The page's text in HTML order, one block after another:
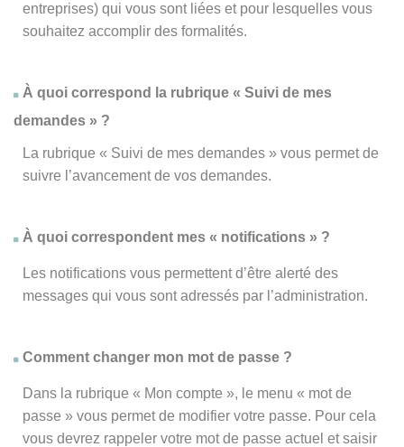
entreprises) qui vous sont liées et pour lesquelles vous
souhaitez accomplir des formalités.
À quoi correspond la rubrique « Suivi de mes
demandes » ?
La rubrique « Suivi de mes demandes » vous permet de
suivre l’avancement de vos demandes.
À quoi correspondent mes « notifications » ?
Les notifications vous permettent d’être alerté des
messages qui vous sont adressés par l’administration.
Comment changer mon mot de passe ?
Dans la rubrique « Mon compte », le menu « mot de
passe » vous permet de modifier votre passe. Pour cela
vous devrez rappeler votre mot de passe actuel et saisir